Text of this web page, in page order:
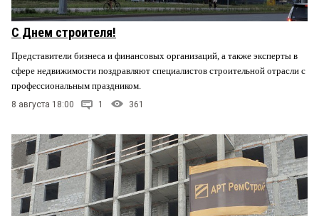
С Днем строителя!
Представители бизнеса и финансовых организаций, а также эксперты в
сфере недвижимости поздравляют специалистов строительной отрасли с
профессиональным праздником.
8 августа 18:00 1 361